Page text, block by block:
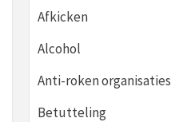
Afkicken
Alcohol
Anti-roken organisaties
Betutteling